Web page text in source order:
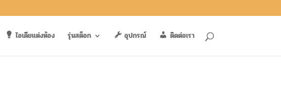
ไอเดียแต่งห้อง รุ่นสต็อก อุปกรณ์ ติดต่อเรา